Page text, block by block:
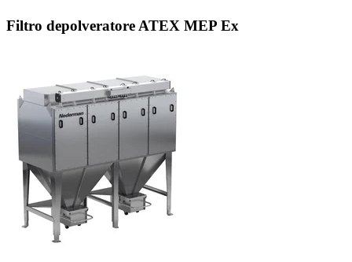
Filtro depolveratore ATEX MEP Ex